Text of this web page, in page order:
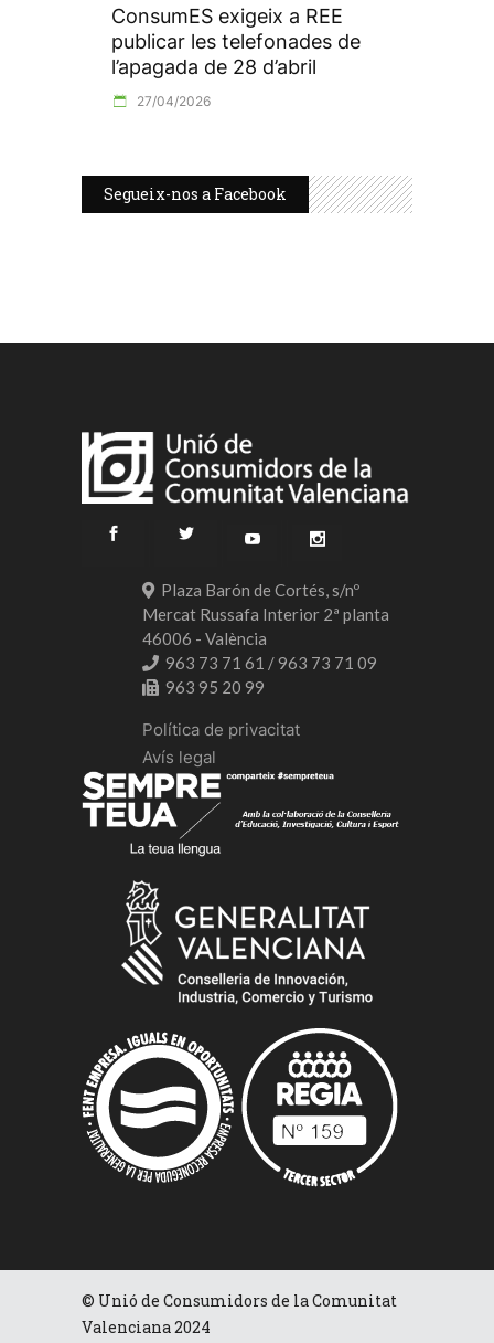
ConsumES exigeix a REE
publicar les telefonades de
l’apagada de 28 d’abril
27/04/2026
Segueix-nos a Facebook
Plaza Barón de Cortés, s/nº
Mercat Russafa Interior 2ª planta
46006 - València
963 73 71 61 / 963 73 71 09
963 95 20 99
Política de privacitat
Avís legal
© Unió de Consumidors de la Comunitat
Valenciana 2024